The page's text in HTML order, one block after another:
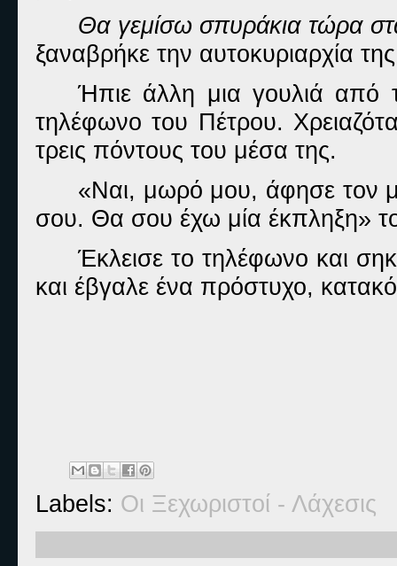
Θα γεμίσω σπυράκια τώρα
ξαναβρήκε την αυτοκυριαρχία
Ήπιε άλλη μια γουλιά από
τηλέφωνο του Πέτρου.
τρεις πόντους του μέσα της.
«Ναι, μωρό μου, άφησε τον
σου. Θα σου έχω μία έκπληξη»
Έκλεισε το τηλέφωνο και
και έβγαλε ένα πρόστυχο,
Labels: Οι Ξεχωριστοί - Λάχεσις